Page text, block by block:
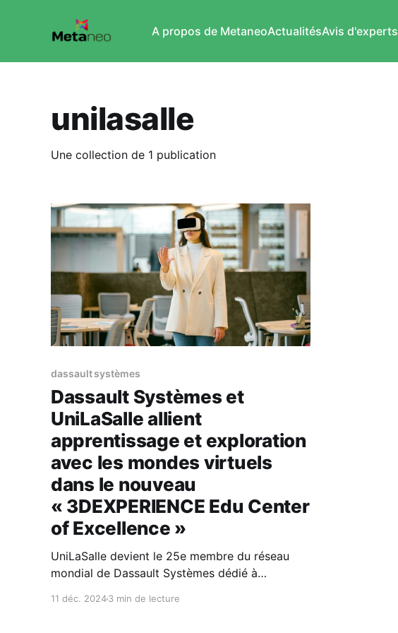
A propos de MetaneoActualitésAvis d'experts
unilasalle
Une collection de 1 publication
dassault systèmes
Dassault Systèmes et
UniLaSalle allient
apprentissage et exploration
avec les mondes virtuels
dans le nouveau
« 3DEXPERIENCE Edu Center
of Excellence »
UniLaSalle devient le 25e membre du réseau
mondial de Dassault Systèmes dédié à
11 déc. 20243 min de lecture